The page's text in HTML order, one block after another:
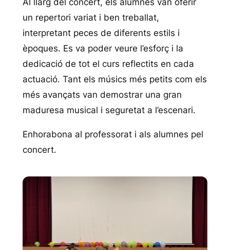
Al llarg del concert, els alumnes van oferir
un repertori variat i ben treballat,
interpretant peces de diferents estils i
èpoques. Es va poder veure l’esforç i la
dedicació de tot el curs reflectits en cada
actuació. Tant els músics més petits com els
més avançats van demostrar una gran
maduresa musical i seguretat a l’escenari.
Enhorabona al professorat i als alumnes pel
concert.